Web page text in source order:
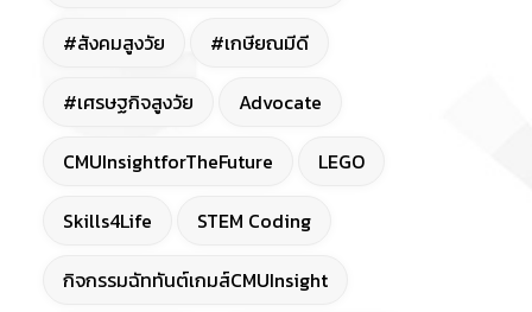
#สังคมสูงวัย #เกษียณมีดี
#เศรษฐกิจสูงวัย Advocate
CMUInsightforTheFuture LEGO
Skills4Life STEM Coding
กิจกรรมฉัททันต์เกมส์CMUInsight